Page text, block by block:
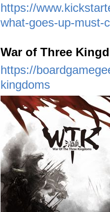
https://
what-goes-up-must-
War of Three
https://
kingdoms